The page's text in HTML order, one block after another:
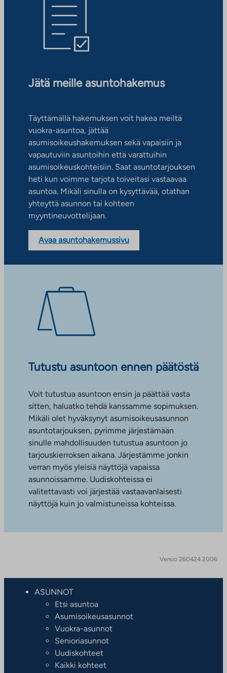
Jätä meille asuntohakemus
Täyttämällä hakemuksen voit hakea meiltä
vuokra-asuntoa, jättää
asumisoikeushakemuksen sekä vapaisiin ja
vapautuviin asuntoihin että varattuihin
asumisoikeuskohteisiin. Saat asuntotarjouksen
heti kun voimme tarjota toiveitasi vastaavaa
asuntoa. Mikäli sinulla on kysyttävää, otathan
yhteyttä asunnon tai kohteen
myyntineuvottelijaan.
Avaa asuntohakemussivu
Tutustu asuntoon ennen päätöstä
Voit tutustua asuntoon ensin ja päättää vasta
sitten, haluatko tehdä kanssamme sopimuksen.
Mikäli olet hyväksynyt asumisoikeusasunnon
asuntotarjouksen, pyrimme järjestämään
sinulle mahdollisuuden tutustua asuntoon jo
tarjouskierroksen aikana. Järjestämme jonkin
verran myös yleisiä näyttöjä vapaissa
asunnoissamme. Uudiskohteissa ei
valitettavasti voi järjestää vastaavanlaisesti
näyttöjä kuin jo valmistuneissa kohteissa.
Versio 260424.2006
ASUNNOT
Etsi asuntoa
Asumisoikeusasunnot
Vuokra-asunnot
Senioriasunnot
Uudiskohteet
Kaikki kohteet